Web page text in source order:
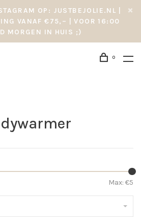
OP: JUSTBEJOLIE.NL |
VANAF €75,– | VOOR 16:00
MORGEN IN HUIS ;)
0
Max: €5